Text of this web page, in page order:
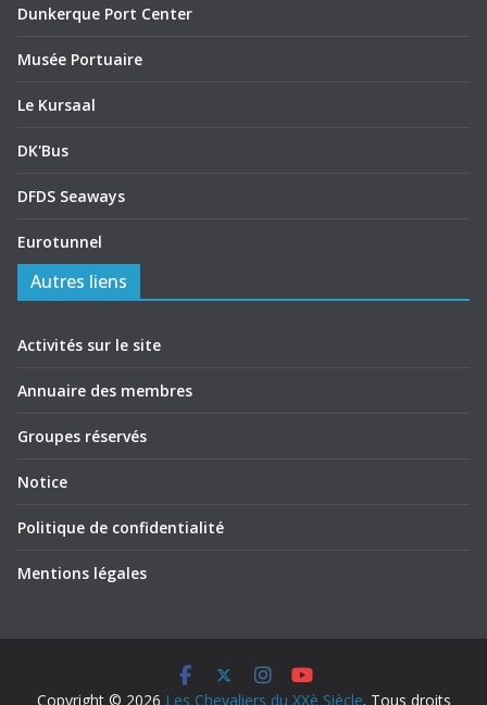
Dunkerque Port Center
Musée Portuaire
Le Kursaal
DK'Bus
DFDS Seaways
Eurotunnel
Autres liens
Activités sur le site
Annuaire des membres
Groupes réservés
Notice
Politique de confidentialité
Mentions légales
Copyright © 2026 Les Chevaliers du XXè Siècle. Tous droits